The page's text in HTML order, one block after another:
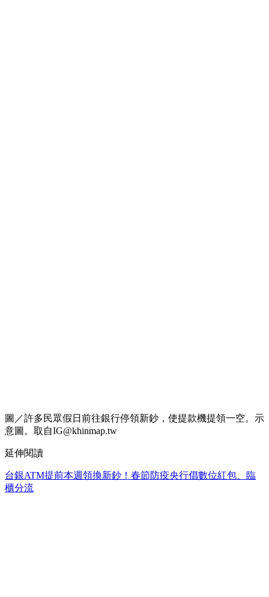
圖／許多民眾假日前往銀行停領新鈔，使提款機提領一空。示
意圖。取自IG@khinmap.tw
延伸閱讀
台銀ATM提前本週領換新鈔！春節防疫央行倡數位紅包、臨
櫃分流